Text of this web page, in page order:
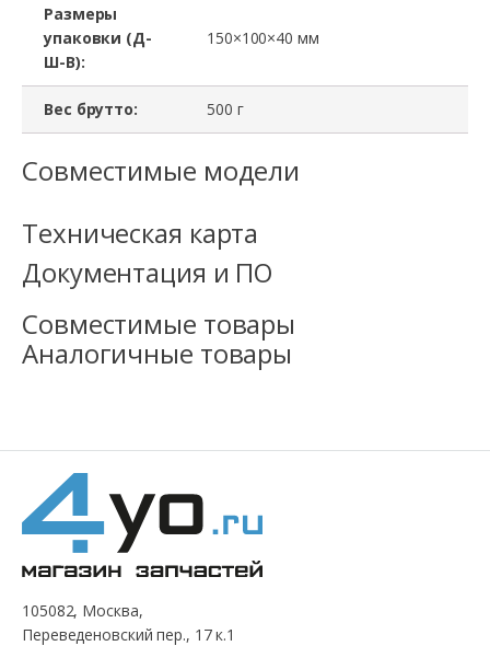
Размеры
упаковки (Д-
Ш-В):
150×100×40 мм
Вес брутто: 500 г
Совместимые модели
Техническая карта
Документация и ПО
Совместимые товары
Аналогичные товары
105082, Москва,
Переведеновский пер., 17 к.1